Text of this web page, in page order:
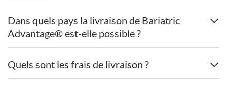
Dans quels pays la livraison de Bariatric
Advantage® est-elle possible ?
Quels sont les frais de livraison ?